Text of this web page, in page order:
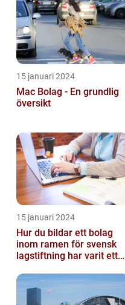
15 januari 2024
Mac Bolag - En grundlig
översikt
15 januari 2024
Hur du bildar ett bolag
inom ramen för svensk
lagstiftning har varit ett
läng...